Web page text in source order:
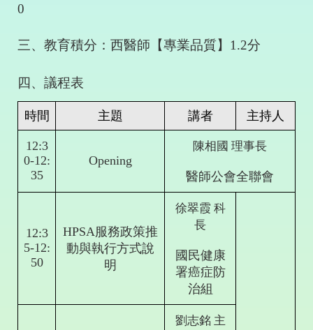
0
三、教育積分：西醫師【專業品質】 1.2分
四、議程表
時間 主題 講者 主持人
12:3
0-12:
35
Opening
陳相國 理事長
醫師公會全聯會
12:3
5-12:
50
HPSA服務政策推
動與執行方式說
明
徐翠霞 科
長
國民健康
署癌症防
治組
劉志銘 主